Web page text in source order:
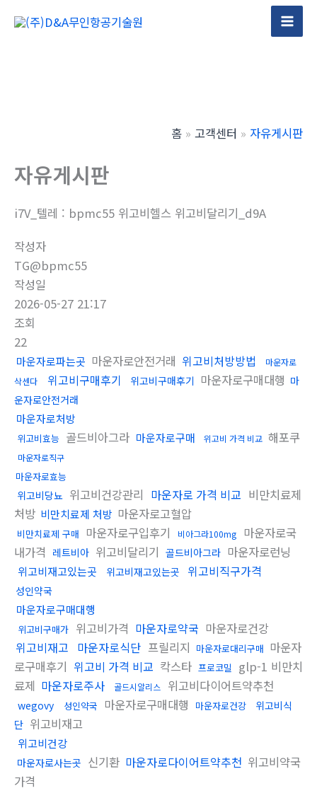
Main
홈 고객센터 자유게시판
자유게시판
i7V_텔레 : bpmc55 위고비헬스 위고비달리기_d9A
작성자
TG@bpmc55
작성일
2026-05-27 21:17
조회
22
마운자로파는곳 마운자로안전거래 위고비처방방법
마운자로
삭센다
위고비구매후기 위고비구매후기 마운자로구매대행 마
운자로안전거래
마운자로처방
위고비효능 골드비아그라 마운자로구매 위고비 가격 비교 해포쿠
마운자로직구
마운자로효능
위고비당뇨 위고비건강관리 마운자로 가격 비교 비만치료제
처방 비만치료제 처방 마운자로고혈압
비만치료제 구매 마운자로구입후기 비아그라100mg
마운자로국
내가격 레트비아 위고비달리기 골드비아그라 마운자로런닝
위고비재고있는곳 위고비재고있는곳 위고비직구가격
성인약국
마운자로구매대행
위고비구매가 위고비가격 마운자로약국 마운자로건강
위고비재고 마운자로식단 프릴리지 마운자로대리구매 마운자
로구매후기 위고비 가격 비교 칵스타 프로코밀
glp-1 비만치
료제 마운자로주사 골드시알리스 위고비다이어트약추천
wegovy 성인약국 마운자로구매대행 마운자로건강
위고비식
단 위고비재고
위고비건강
마운자로사는곳 신기환 마운자로다이어트약추천 위고비약국
가격